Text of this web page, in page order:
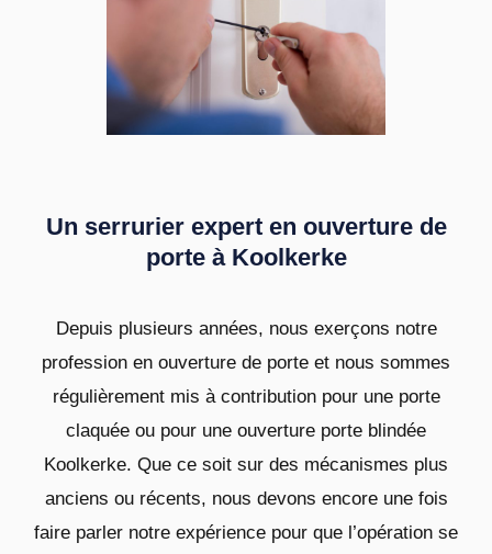
Un serrurier expert en ouverture de
porte à Koolkerke
Depuis plusieurs années, nous exerçons notre
profession en ouverture de porte et nous sommes
régulièrement mis à contribution pour une porte
claquée ou pour une ouverture porte blindée
Koolkerke. Que ce soit sur des mécanismes plus
anciens ou récents, nous devons encore une fois
faire parler notre expérience pour que l’opération se